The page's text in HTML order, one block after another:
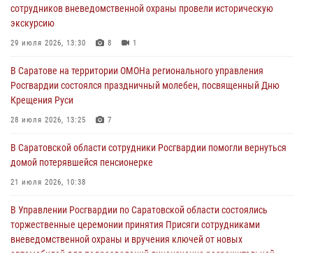
сотрудников вневедомственной охраны провели историческую
экскурсию
29 июля 2026, 13:30 8 1
В Саратове на территории ОМОНа регионального управления
Росгвардии состоялся праздничный молебен, посвященный Дню
Крещения Руси
28 июля 2026, 13:25 7
В Саратовской области сотрудники Росгвардии помогли вернуться
домой потерявшейся пенсионерке
21 июля 2026, 10:38
В Управлении Росгвардии по Саратовской области состоялись
торжественные церемонии принятия Присяги сотрудниками
вневедомственной охраны и вручения ключей от новых
автомобилей для подразделений лицензионно-разрешительной